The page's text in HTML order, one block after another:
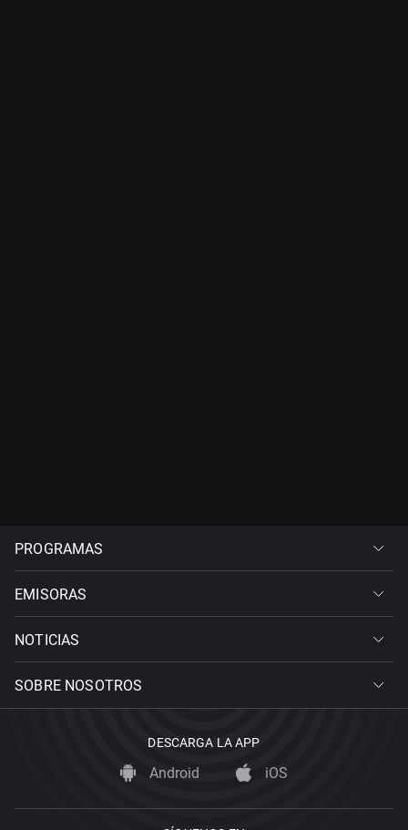
PROGRAMAS
EMISORAS
NOTICIAS
SOBRE NOSOTROS
DESCARGA LA APP
Android iOS